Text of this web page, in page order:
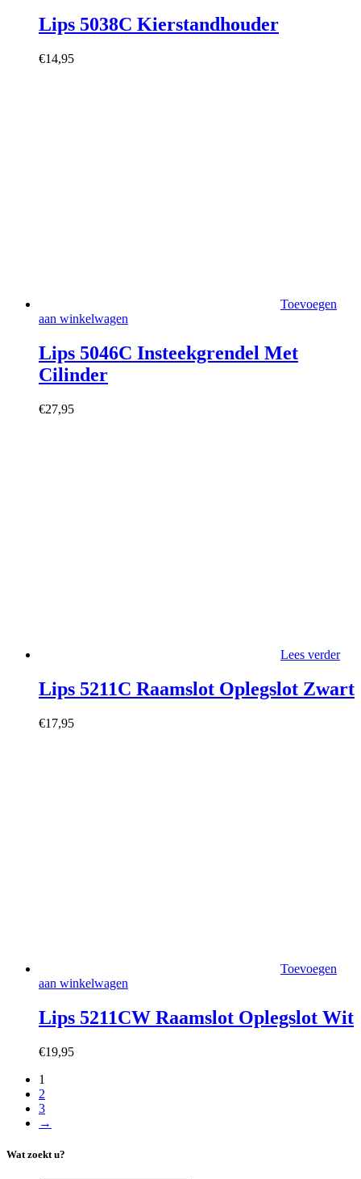
Lips 5038C Kierstandhouder
€14,95
Toevoegen
aan winkelwagen
Lips 5046C Insteekgrendel Met
Cilinder
€27,95
Lees verder
Lips 5211C Raamslot Oplegslot Zwart
€17,95
Toevoegen
aan winkelwagen
Lips 5211CW Raamslot Oplegslot Wit
€19,95
1
2
3
→
Wat zoekt u?